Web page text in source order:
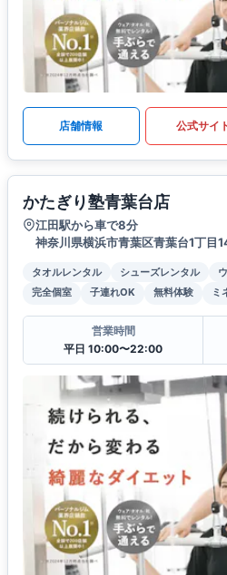
店舗情報 公式サイ
かたぎり塾青葉台店
江田駅から車で8分
神奈川県横浜市青葉区青葉台1丁目
タオルレンタル シューズレンタル
完全個室
子連れOK 無料体験 ミ
営業時間
平日 10:00〜22:00